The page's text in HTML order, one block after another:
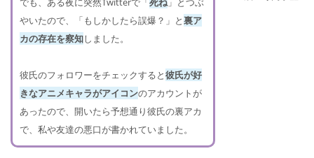
やいたので、「もしかしたら誤爆？」と裏ア
カの存在を察知しました。
彼氏のフォロワーをチェックすると彼氏が好
きなアニメキャラがアイコンのアカウントが
あったので、開いたら予想通り彼氏の裏アカ
で、私や友達の悪口が書かれていました。